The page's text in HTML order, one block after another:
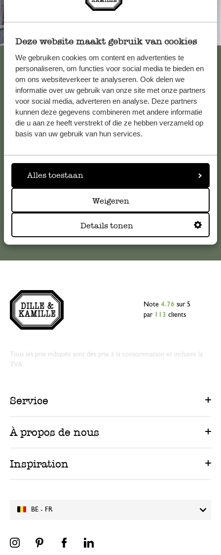
Deze website maakt gebruik van cookies
We gebruiken cookies om content en advertenties te
personaliseren, om functies voor social media te bieden en
om ons websiteverkeer te analyseren. Ook delen we
informatie over uw gebruik van onze site met onze partners
voor social media, adverteren en analyse. Deze partners
kunnen deze gegevens combineren met andere informatie
die u aan ze heeft verstrekt of die ze hebben verzameld op
basis van uw gebruik van hun services.
Alles toestaan
Weigeren
Details tonen
Toujours à proximité
Voir les 62 magasins
Service clientèle
Pour toute question ou demande de conseil ou d’aide,
veuillez contacter notre service clientèle. Ou retrouvez ici
serviceclientele@dille-kamille.com
BE - FR
Note 4.76 sur 5
par
113 clients
Tous les prix indiqués sont des prix à la consommation et incluent la
TVA.
Service
À propos de nous
Inspiration